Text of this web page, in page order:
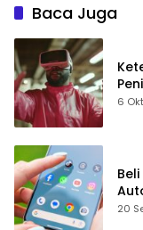
Baca Juga
6
20